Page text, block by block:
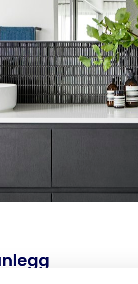
og vedlikehold av komplette